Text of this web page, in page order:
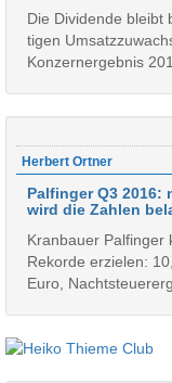
Die Dividende bleibt
tigen
Konzernergebnis
Herbert Ortner
Palfinger Q3 2016:
wird die Zahlen
Kranbauer Palfinger
Rekorde erzielen:
Euro,